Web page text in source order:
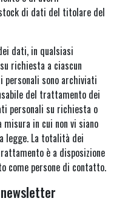
di dati del titolare del
dati, in qualsiasi
richiesta a ciascun
sono archiviati
del trattamento dei
personali su richiesta o
in cui non vi siano
legge. La totalità dei
è a disposizione
come persone di contatto.